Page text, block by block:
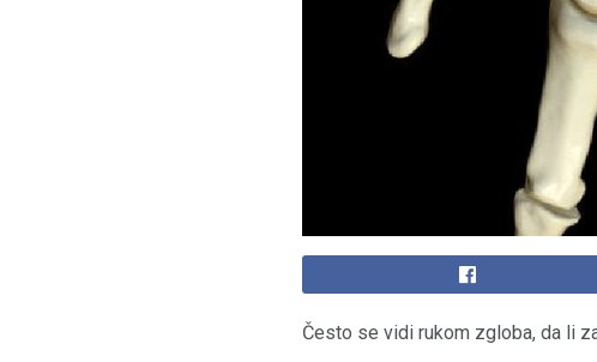
Često se vidi rukom zgloba, da li